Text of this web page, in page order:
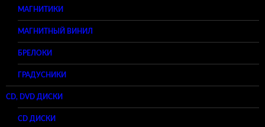
МАГНИТИКИ
МАГНИТНЫЙ ВИНИЛ
БРЕЛОКИ
ГРАДУСНИКИ
CD, DVD ДИСКИ
CD ДИСКИ